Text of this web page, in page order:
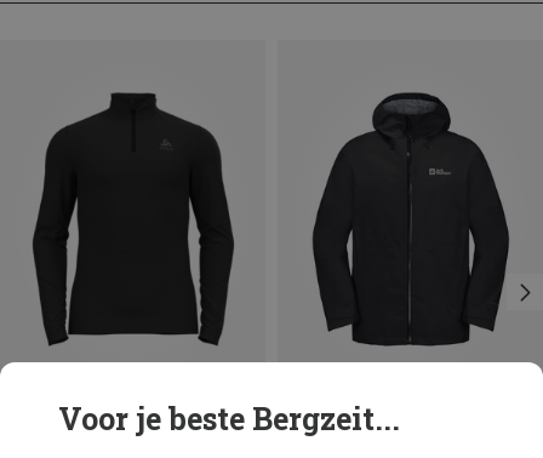
Maten
L
Je bespaart 42%
Voor je beste Bergzeit...